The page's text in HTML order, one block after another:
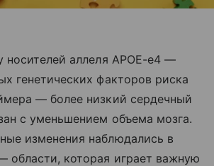
носителей аллеля APOE-e4 —
генетических факторов риска
— более низкий сердечный
с уменьшением объема мозга.
изменения наблюдались в
области, которая играет важную